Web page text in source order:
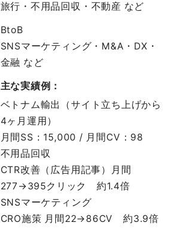
旅行・不用品回収・不動産 など
BtoB
SNSマーケティング・M&A・DX・
金融 など
主な実績例：
ベトナム輸出（サイト立ち上げから
4ヶ月運用）
月間SS：15,000 / 月間CV：98
不用品回収
CTR改善（広告用記事）月間
277→395クリック 約1.4倍
SNSマーケティング
CRO施策 月間22→86CV 約3.9倍